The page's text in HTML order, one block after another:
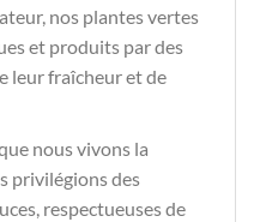
nos plantes vertes
et produits par des
leur fraîcheur et de
nous vivons la
privilégions des
respectueuses de